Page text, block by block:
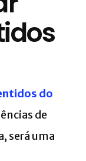
do
de
será uma